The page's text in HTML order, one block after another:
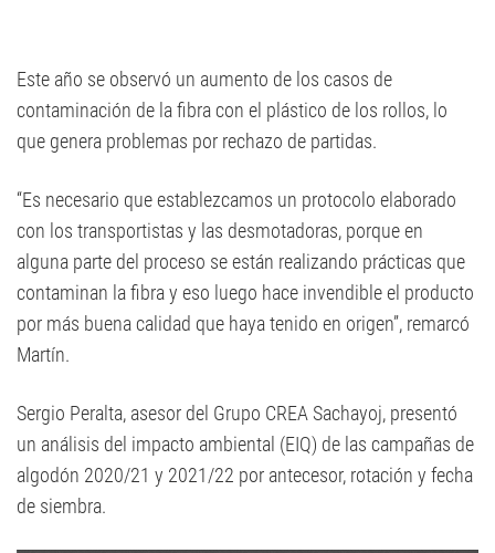
Este año se observó un aumento de los casos de
contaminación de la fibra con el plástico de los rollos, lo
que genera problemas por rechazo de partidas.
“Es necesario que establezcamos un protocolo elaborado
con los transportistas y las desmotadoras, porque en
alguna parte del proceso se están realizando prácticas que
contaminan la fibra y eso luego hace invendible el producto
por más buena calidad que haya tenido en origen”, remarcó
Martín.
Sergio Peralta, asesor del Grupo CREA Sachayoj, presentó
un análisis del impacto ambiental (EIQ) de las campañas de
algodón 2020/21 y 2021/22 por antecesor, rotación y fecha
de siembra.